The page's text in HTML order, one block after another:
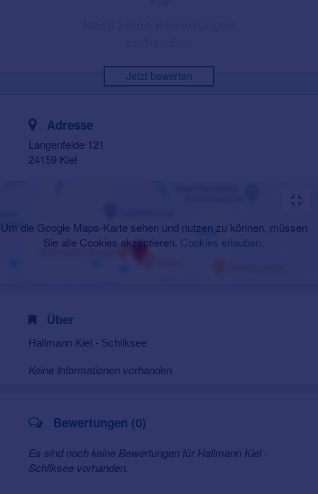
Jetzt bewerten
Adresse
Langenfelde 121
24159 Kiel
Um die Google Maps-Karte sehen und nutzen zu können, müssen
Sie alle Cookies akzeptieren. Cookies erlauben
Über
Hallmann Kiel - Schilksee
Keine Informationen vorhanden.
Bewertungen (0)
Es sind noch keine Bewertungen für Hallmann Kiel -
Schilksee vorhanden.